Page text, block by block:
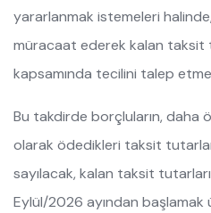
yararlanmak istemeleri
müracaat ederek kalan taksit
kapsamında tecilini talep
Bu takdirde borçluların, daha
olarak ödedikleri taksit
sayılacak, kalan taksit
Eylül/2026 ayından başlamak